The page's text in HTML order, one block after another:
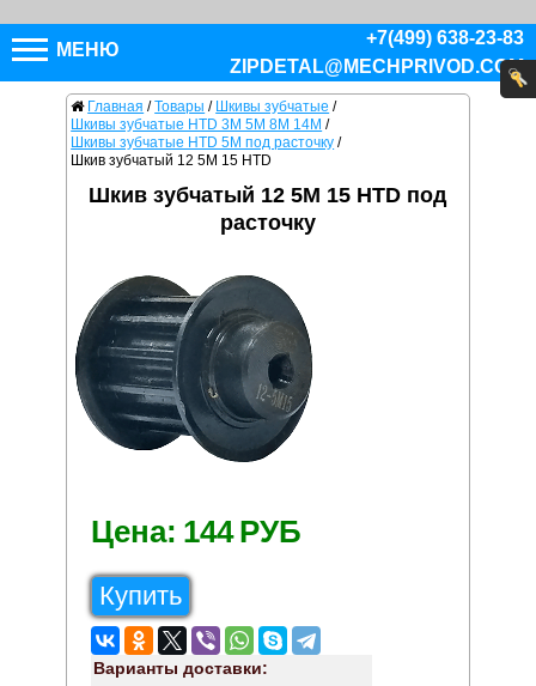
МЕНЮ
+7(499) 638-23-83
ZIPDETAL@MECHPRIVOD.COM
Главная / Товары / Шкивы зубчатые /
Шкивы зубчатые HTD 3M 5M 8M 14M /
Шкивы зубчатые HTD 5M под расточку /
Шкив зубчатый 12 5M 15 HTD
Шкив зубчатый 12 5M 15 HTD под
расточку
Цена: 144 РУБ
Купить
Варианты доставки: